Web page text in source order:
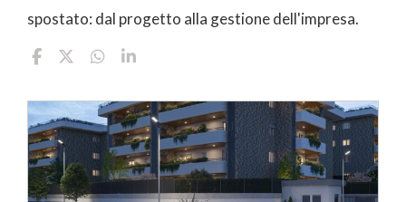
spostato: dal progetto alla gestione dell'impresa.